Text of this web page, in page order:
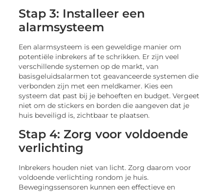
Stap 3: Installeer een
alarmsysteem
Een alarmsysteem is een geweldige manier om
potentiële inbrekers af te schrikken. Er zijn veel
verschillende systemen op de markt, van
basisgeluidsalarmen tot geavanceerde systemen die
verbonden zijn met een meldkamer. Kies een
systeem dat past bij je behoeften en budget. Vergeet
niet om de stickers en borden die aangeven dat je
huis beveiligd is, zichtbaar te plaatsen.
Stap 4: Zorg voor voldoende
verlichting
Inbrekers houden niet van licht. Zorg daarom voor
voldoende verlichting rondom je huis.
Bewegingssensoren kunnen een effectieve en